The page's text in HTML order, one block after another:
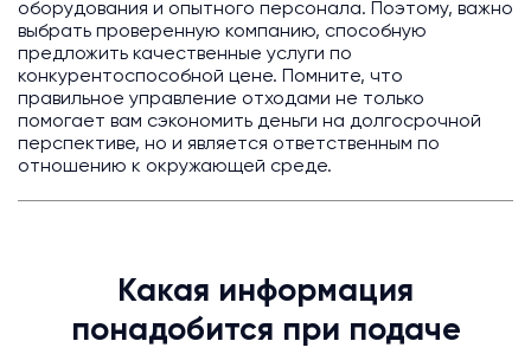
оборудования и опытного персонала. Поэтому, важно
выбрать проверенную компанию, способную
предложить качественные услуги по
конкурентоспособной цене. Помните, что
правильное управление отходами не только
помогает вам сэкономить деньги на долгосрочной
перспективе, но и является ответственным по
отношению к окружающей среде.
Какая информация
понадобится при подаче